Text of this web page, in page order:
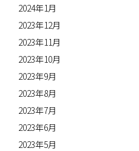
2024年1月
2023年12月
2023年11月
2023年10月
2023年9月
2023年8月
2023年7月
2023年6月
2023年5月